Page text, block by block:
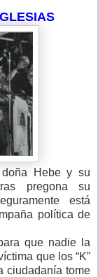
Hebe y su
pregona su
está
política de
que nadie la
que los “K”
ciudadanía tome